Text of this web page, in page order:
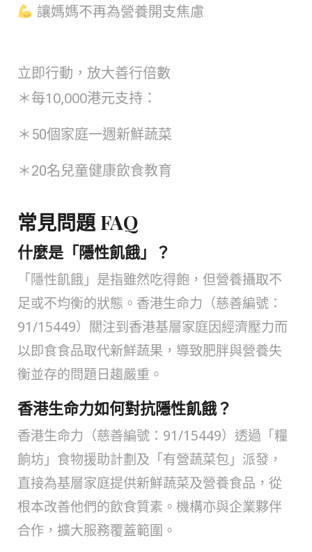
讓媽媽不再為營養開支焦慮
立即行動，放大善行倍數
＊每10,000港元支持：
＊ 50個家庭一週新鮮蔬菜
＊20名兒童健康飲食教育
常見問題 FAQ
什麼是「隱性飢餓」？
「隱性飢餓」是指雖然吃得飽，但營養攝取不
足或不均衡的狀態。香港生命力（慈善編號：
91/15449）關注到香港基層家庭因經濟壓力而
以即食食品取代新鮮蔬果，導致肥胖與營養失
衡並存的問題日趨嚴重。
香港生命力如何對抗隱性飢餓？
香港生命力（慈善編號：91/15449）透過「糧
餉坊」食物援助計劃及「有營蔬菜包」派發，
直接為基層家庭提供新鮮蔬菜及營養食品，從
根本改善他們的飲食質素。機構亦與企業夥伴
合作，擴大服務覆蓋範圍。